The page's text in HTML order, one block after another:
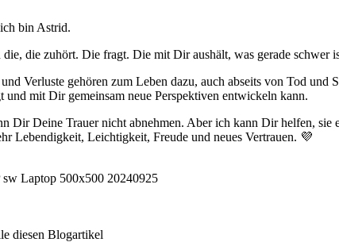
bin Astrid.
die zuhört. Die fragt. Die mit Dir aushält, was gerade schwer
Verluste gehören zum Leben dazu, auch abseits von Tod
und mit Dir gemeinsam neue Perspektiven entwickeln kann.
Dir Deine Trauer nicht abnehmen. Aber ich kann Dir helfen,
Lebendigkeit, Leichtigkeit, Freude und neues Vertrauen. 💜
diesen Blogartikel